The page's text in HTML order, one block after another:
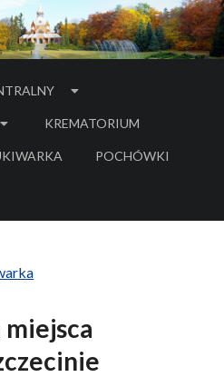
KREMATORIUM
POCHÓWKI
- LINK DO SERWISU